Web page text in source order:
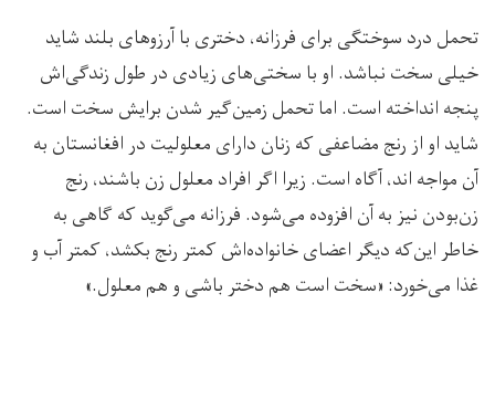
تحمل درد سوختگی برای فرزانه، دختری با آرزوهای بلند شاید
خیلی سخت نباشد. او با سختی‌های زیادی در طول زندگی‌اش
پنجه انداخته است. اما تحمل زمین‌گیر شدن برایش سخت است.
شاید او از رنج مضاعفی که زنان دارای معلولیت در افغانستان به
آن مواجه اند، آگاه است. زیرا اگر افراد معلول زن باشند، رنج
زن‌بودن نیز به آن افزوده می‌شود. فرزانه می‌گوید که گاهی به
خاطر این‌که دیگر اعضای خانواده‌اش کمتر رنج بکشد، کمتر آب و
غذا می‌خورد: «سخت است هم دختر باشی و هم معلول.»